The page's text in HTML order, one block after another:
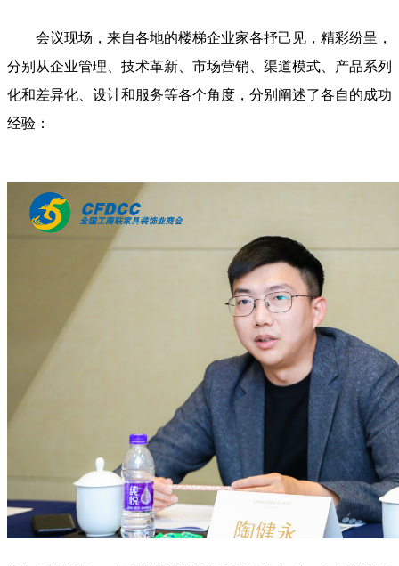
会议现场，来自各地的楼梯企业家各抒己见，精彩纷呈，
分别从企业管理、技术革新、市场营销、渠道模式、产品系列
化和差异化、设计和服务等各个角度，分别阐述了各自的成功
经验：